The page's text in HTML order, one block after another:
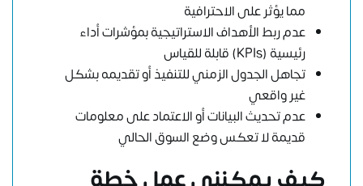
مما يؤثر على الاحترافية
عدم ربط الأهداف الاستراتيجية بمؤشرات أداء
رئيسية (KPIs) قابلة للقياس
تجاهل الجدول الزمني للتنفيذ أو تقديمه بشكل
غير واقعي
عدم تحديث البيانات أو الاعتماد على معلومات
قديمة لا تعكس وضع السوق الحالي